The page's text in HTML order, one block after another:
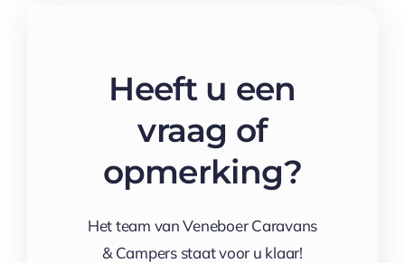
Heeft u een
vraag of
opmerking?
Het team van Veneboer Caravans
& Campers staat voor u klaar!